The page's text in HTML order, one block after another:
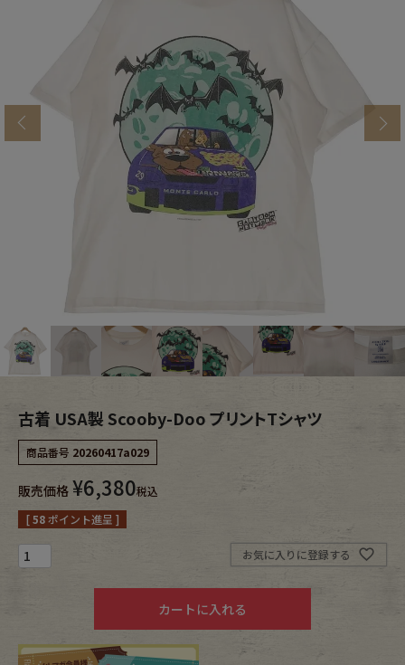
International Shipping
特集一覧
ブランドから探す スタッフコーディネート
古着卸DOCK
Tops
Bottoms Fafatt
レディース商品カテゴリーから探す
Tops
Outer
Kidswear
小物・アクセサリーから探す
古着 USA製 Scooby-Doo プリントTシャツ
商品番号 20260417a029
販売価格 ¥6,380税込
[58ポイント進呈 ]
お気に入りに登録する
カートに入れる